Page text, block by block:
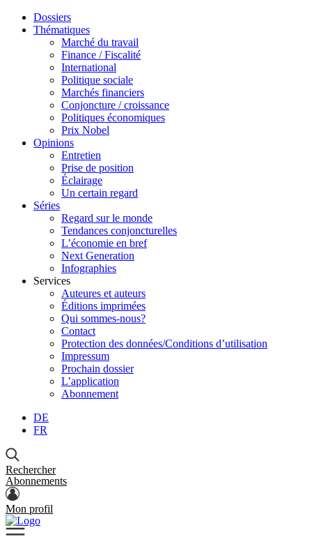
Dossiers
Thématiques
Marché du travail
Finance / Fiscalité
International
Politique sociale
Marchés financiers
Conjoncture / croissance
Politiques économiques
Prix Nobel
Opinions
Entretien
Prise de position
Éclairage
Un certain regard
Séries
Regard sur le monde
Tendances conjoncturelles
L’économie en bref
Next Generation
Infographies
Services
Auteures et auteurs
Éditions imprimées
Qui sommes-nous?
Contact
Protection des données/Conditions d’utilisation
Impressum
Prochain dossier
L’application
Abonnement
DE
FR
Rechercher
Abonnements
Mon profil